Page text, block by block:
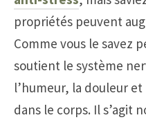
propriétés peuvent
Comme vous le savez
soutient le système
l’humeur, la douleur
dans le corps. Il s’agit